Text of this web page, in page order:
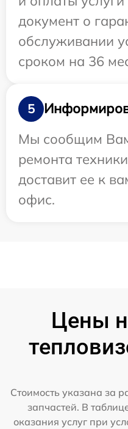
документ о
обслуживании
сроком на 36
5
Мы сообщим
ремонта
доставит ее к
офис.
Цены
Стоимость указана за
запчастей. В
оказания услуг при